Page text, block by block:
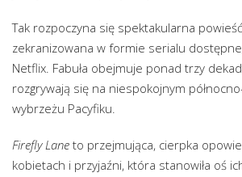
Tak rozpoczyna się spektakularna
zekranizowana w formie serialu
Netflix. Fabuła obejmuje ponad trzy
rozgrywają się na niespokojnym
wybrzeżu Pacyfiku.
Firefly Lane to przejmująca, cierpka
kobietach i przyjaźni, która stanowiła oś